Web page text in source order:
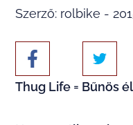
Szerző: rolbike -
Thug Life = Bűnös